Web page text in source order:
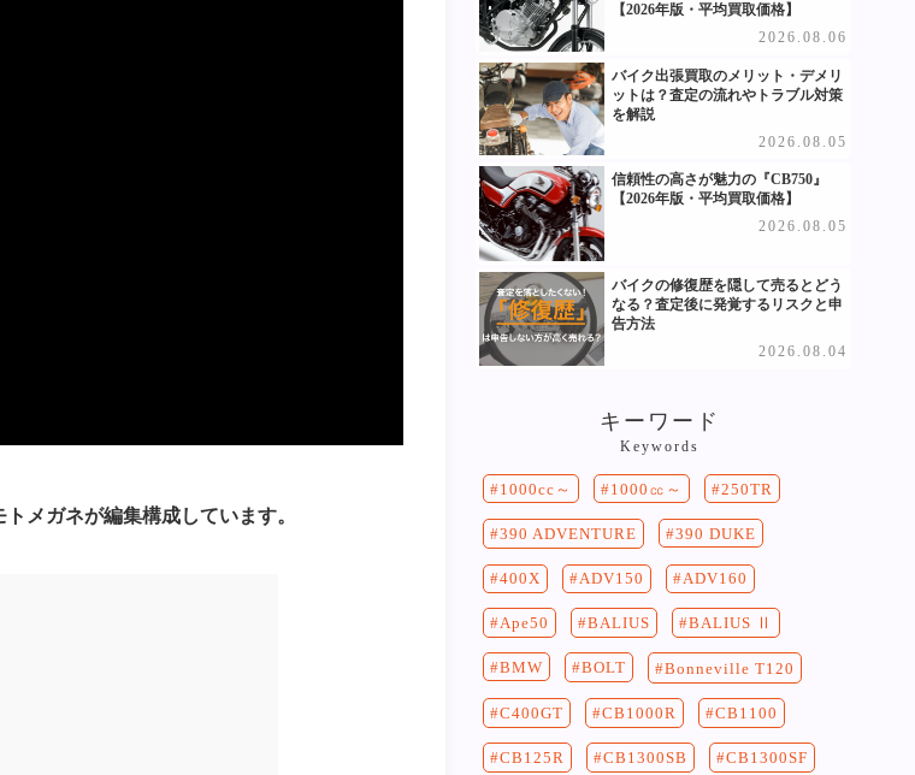
メガネが編集構成しています。
【2026年版・平均買取価格】
2026.08.06
バイク出張買取のメリット・デメリ
ットは？査定の流れやトラブル対策
を解説
2026.08.05
信頼性の高さが魅力の『CB750』
【2026年版・平均買取価格】
2026.08.05
バイクの修復歴を隠して売るとどう
なる？査定後に発覚するリスクと申
告方法
2026.08.04
キーワード
Keywords
1000cc～ 1000㏄～ 250TR
390 ADVENTURE 390 DUKE
400X ADV150 ADV160
Ape50 BALIUS BALIUS Ⅱ
BMW BOLT Bonneville T120
C400GT CB1000R CB1100
CB125R CB1300SB CB1300SF